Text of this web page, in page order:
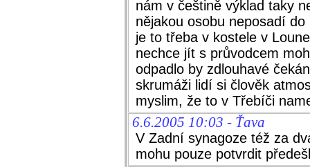
nám v češtině výklad taky
nějakou osobu neposadí
je to třeba v kostele v
nechce jít s průvodcem
odpadlo by zdlouhavé
skrumáži lidí si člověk
myslim, že to v Třebíči
6.6.2005 10:03 - Ťava
V Zadní synagoze též za
mohu pouze potvrdit